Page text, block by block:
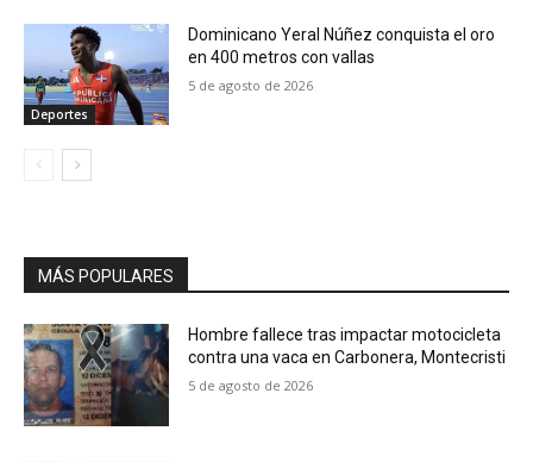
Deportes
Dominicano Yeral Núñez conquista el oro
en 400 metros con vallas
5 de agosto de 2026
MÁS POPULARES
Hombre fallece tras impactar motocicleta
contra una vaca en Carbonera, Montecristi
5 de agosto de 2026